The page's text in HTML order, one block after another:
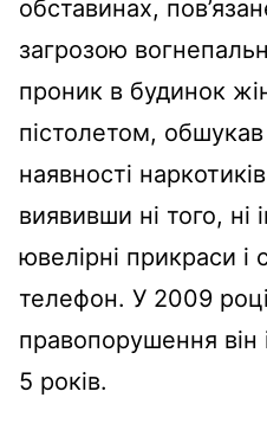
обставинах,
загрозою
проник в будинок
пістолетом,
наявності
виявивши ні того, ні
ювелірні прикраси і
телефон. У 2009
правопорушення він
5 років.